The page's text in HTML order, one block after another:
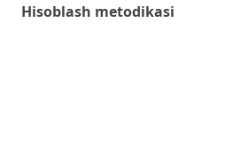
Hisoblash metodikasi